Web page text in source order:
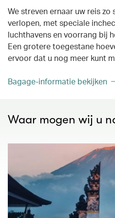
We streven ernaar uw reis
verlopen, met speciale
luchthavens en voorrang bij
Een grotere toegestane
ervoor dat u nog meer kunt
Bagage-informatie bekijken
Waar mogen wij u